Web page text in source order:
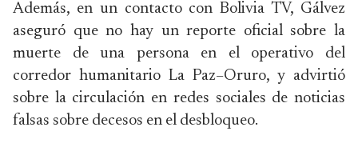
Además, en un contacto con Bolivia TV, Gálvez
aseguró que no hay un reporte oficial sobre la
muerte de una persona en el operativo del
corredor humanitario La Paz–Oruro, y advirtió
sobre la circulación en redes sociales de noticias
falsas sobre decesos en el desbloqueo.